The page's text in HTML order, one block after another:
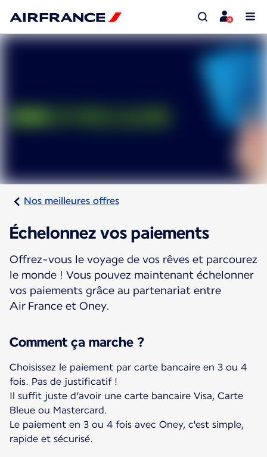
Nos meilleures offres
Échelonnez vos paiements
Offrez-vous le voyage de vos rêves et parcourez
le monde ! Vous pouvez maintenant échelonner
vos paiements grâce au partenariat entre
Air France et Oney.
Comment ça marche ?
Choisissez le paiement par carte bancaire en 3 ou 4
fois. Pas de justificatif !
Il suffit juste d’avoir une carte bancaire Visa, Carte
Bleue ou Mastercard.
Le paiement en 3 ou 4 fois avec Oney, c'est simple,
rapide et sécurisé.